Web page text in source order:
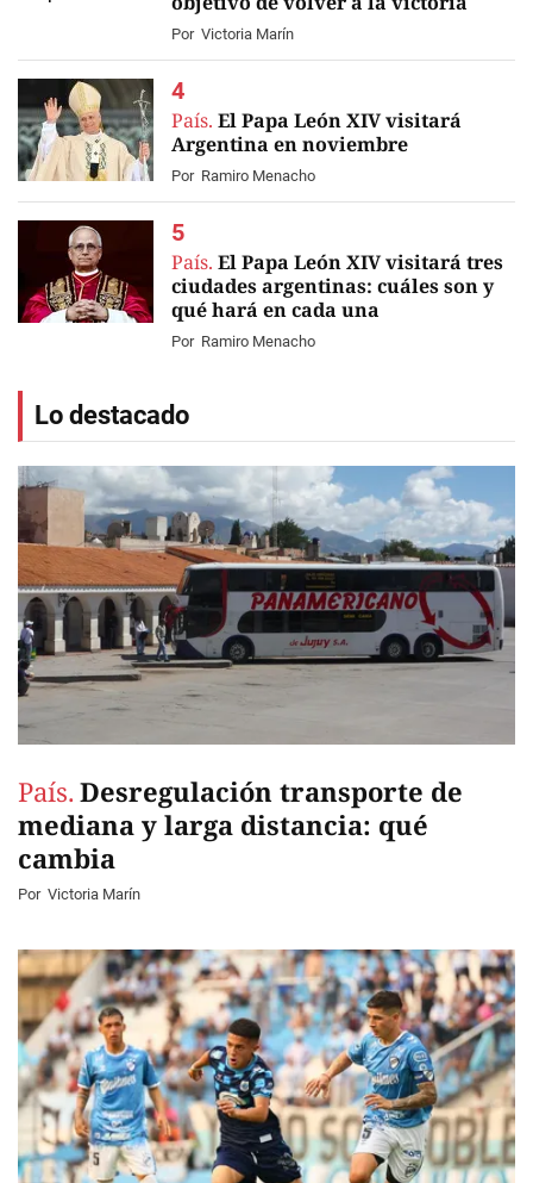
Por Victoria Marín
País. El Papa León XIV visitará
Argentina en noviembre
Por Ramiro Menacho
País. El Papa León XIV visitará tres
ciudades argentinas: cuáles son y
qué hará en cada una
Por Ramiro Menacho
Lo destacado
País. Desregulación transporte de
mediana y larga distancia: qué
cambia
Por Victoria Marín